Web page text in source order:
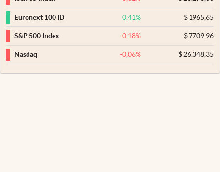
Euronext 100 ID 0,41% $1965,65
S&P 500 Index -0,18% $7709,96
Nasdaq -0,06% $26.348,35